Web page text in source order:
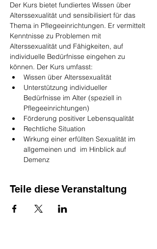
Der Kurs bietet fundiertes Wissen über
Alterssexualität und sensibilisiert für das
Thema in Pflegeeinrichtungen. Er vermittelt
Kenntnisse zu Problemen mit
Alterssexualität und Fähigkeiten, auf
individuelle Bedürfnisse eingehen zu
können. Der Kurs umfasst:
Wissen über Alterssexualität
Unterstützung individueller
Bedürfnisse im Alter (speziell in
Pflegeeinrichtungen)
Förderung positiver Lebensqualität
Rechtliche Situation
Wirkung einer erfüllten Sexualität im
allgemeinen und  im Hinblick auf
Demenz
Teile diese Veranstaltung